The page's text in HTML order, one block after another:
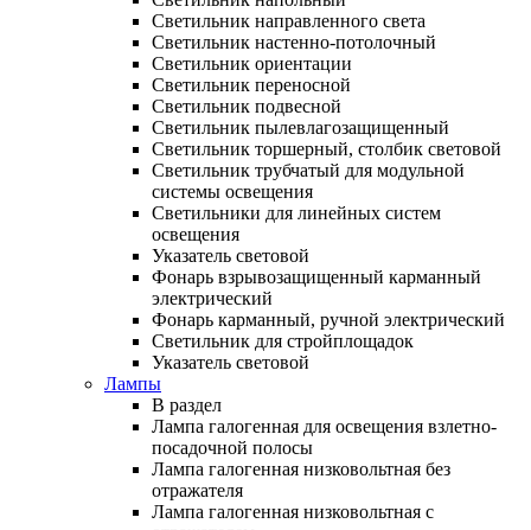
Светильник направленного света
Светильник настенно-потолочный
Светильник ориентации
Светильник переносной
Светильник подвесной
Светильник пылевлагозащищенный
Светильник торшерный, столбик световой
Светильник трубчатый для модульной
системы освещения
Светильники для линейных систем
освещения
Указатель световой
Фонарь взрывозащищенный карманный
электрический
Фонарь карманный, ручной электрический
Светильник для стройплощадок
Указатель световой
Лампы
В раздел
Лампа галогенная для освещения взлетно-
посадочной полосы
Лампа галогенная низковольтная без
отражателя
Лампа галогенная низковольтная с